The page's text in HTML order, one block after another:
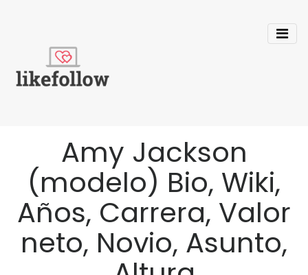
Amy Jackson
(modelo) Bio, Wiki,
Años, Carrera, Valor
neto, Novio, Asunto,